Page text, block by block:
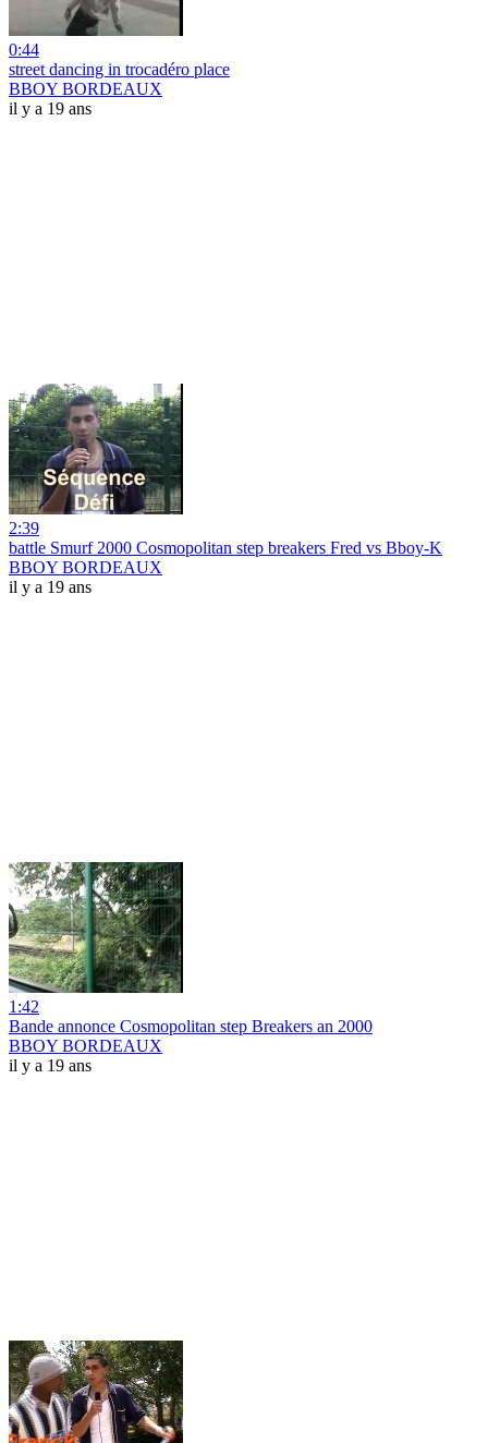
0:44
street dancing in trocadéro place
BBOY BORDEAUX
il y a 19 ans
2:39
battle Smurf 2000 Cosmopolitan step breakers Fred vs Bboy-K
BBOY BORDEAUX
il y a 19 ans
1:42
Bande annonce Cosmopolitan step Breakers an 2000
BBOY BORDEAUX
il y a 19 ans